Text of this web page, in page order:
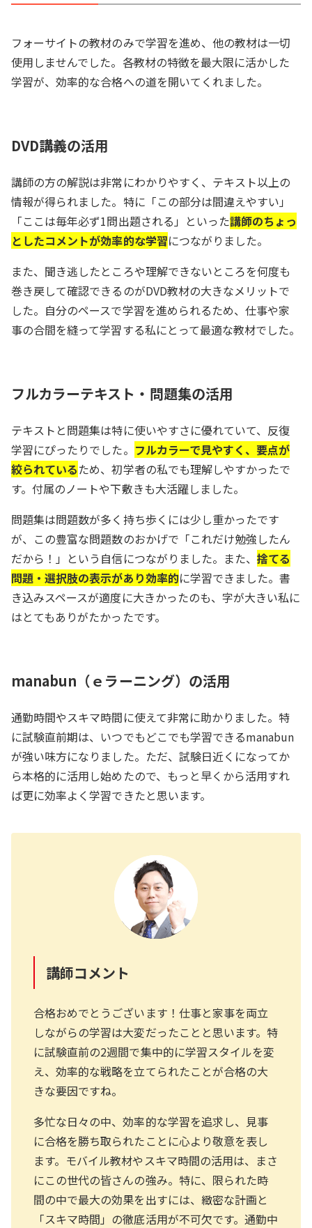
フォーサイトの教材のみで学習を進め、他の教材は一切
使用しませんでした。各教材の特徴を最大限に活かした
学習が、効率的な合格への道を開いてくれました。
DVD講義の活用
講師の方の解説は非常にわかりやすく、テキスト以上の
情報が得られました。特に「この部分は間違えやすい」
「ここは毎年必ず1問出題される」といった講師のちょっ
としたコメントが効率的な学習につながりました。
また、聞き逃したところや理解できないところを何度も
巻き戻して確認できるのがDVD教材の大きなメリットで
した。自分のペースで学習を進められるため、仕事や家
事の合間を縫って学習する私にとって最適な教材でした。
フルカラーテキスト・問題集の活用
テキストと問題集は特に使いやすさに優れていて、反復
学習にぴったりでした。 フルカラーで見やすく、要点が
絞られているため、初学者の私でも理解しやすかったで
す。付属のノートや下敷きも大活躍しました。
問題集は問題数が多く持ち歩くには少し重かったです
が、この豊富な問題数のおかげで「これだけ勉強したん
だから！」という自信につながりました。また、捨てる
問題・選択肢の表示があり効率的に学習できました。書
き込みスペースが適度に大きかったのも、字が大きい私に
はとてもありがたかったです。
manabun（ｅラーニング）の活用
通勤時間やスキマ時間に使えて非常に助かりました。特
に試験直前期は、いつでもどこでも学習できるmanabun
が強い味方になりました。ただ、試験日近くになってか
ら本格的に活用し始めたので、もっと早くから活用すれ
ば更に効率よく学習できたと思います。
講師コメント
合格おめでとうございます！仕事と家事を両立
しながらの学習は大変だったことと思います。特
に試験直前の2週間で集中的に学習スタイルを変
え、効率的な戦略を立てられたことが合格の大
きな要因ですね。
多忙な日々の中、効率的な学習を追求し、見事
に合格を勝ち取られたことに心より敬意を表し
ます。モバイル教材やスキマ時間の活用は、まさ
にこの世代の皆さんの強み。特に、限られた時
間の中で最大の効果を出すには、緻密な計画と
「スキマ時間」の徹底活用が不可欠です。通勤中